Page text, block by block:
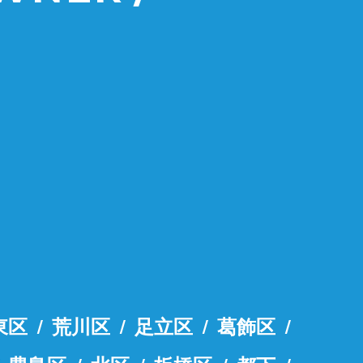
区 荒川区 足立区
葛飾区